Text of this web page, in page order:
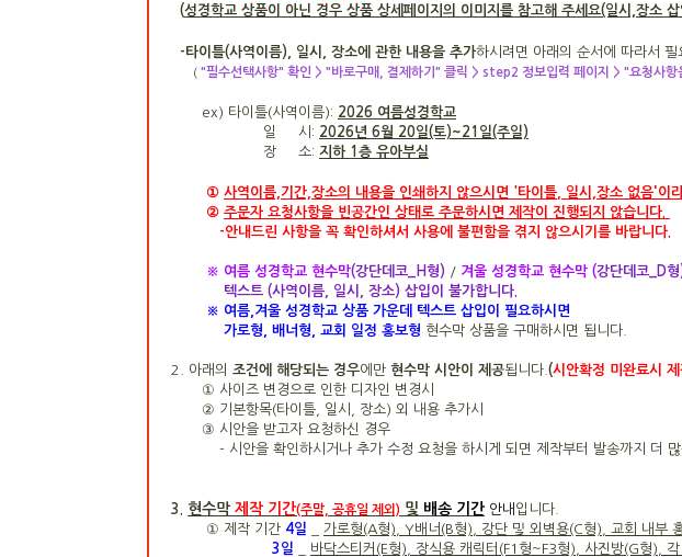
(성경학교 상품이 아닌 경우 상품 상세페이지의 이미지를 참고해 주세요(일시,장소
-타이틀(사역이름), 일시, 장소에 관한 내용을 추가하시려면 아래의 순서에 따라서 필
( "필수선택사항" 확인 > "바로구매, 결제하기" 클릭 > step2 정보입력 페이지 > "요청사항
ex) 타이틀(사역이름): 2026 여름성경학교
일 시: 2026년 6월 20일(토)~21일(주일)
장 소: 지하 1층 유아부실
① 사역이름,기간,장소의 내용을 인쇄하지 않으시면 '타이틀 일시,장소 없음'이
② 주문자 요청사항을 빈공간인 상태로 주문하시면 제작이 진행되지 않습니다.
-안내드린 사항을 꼭 확인하셔서 사용에 불편함을 겪지 않으시기를 바랍니다.
※ 여름 성경학교 현수막(강단데코_H형) / 겨울 성경학교 현수막 (강단데코_D형
텍스트 (사역이름, 일시, 장소) 삽입이 불가합니다.
※ 여름,겨울 성경학교 상품 가운데 텍스트 삽입이 필요하시면
가로형, 배너형, 교회 일정 홍보형 현수막 상품을 구매하시면 됩니다.
2. 아래의 조건에 해당되는 경우에만 현수막 시안이 제공됩니다. (시안확정 미완료시
① 사이즈 변경으로 인한 디자인 변경시
② 기본항목(타이틀, 일시, 장소) 외 내용 추가시
③ 시안을 받고자 요청하신 경우
- 시안을 확인하시거나 추가 수정 요청을 하시게 되면 제작부터 발송
3. 현수막 제작 기간(주말, 공휴일 제외) 및 배송 기간 안내 입니다.
① 제작 기간 4일
가로형(A형), Y배너(B형), 강단 및 외벽용(C형), 교회 내부
3일
바닥스티커(E형), 장식용 캐릭터(F1형~F3형), 사진방(G형),